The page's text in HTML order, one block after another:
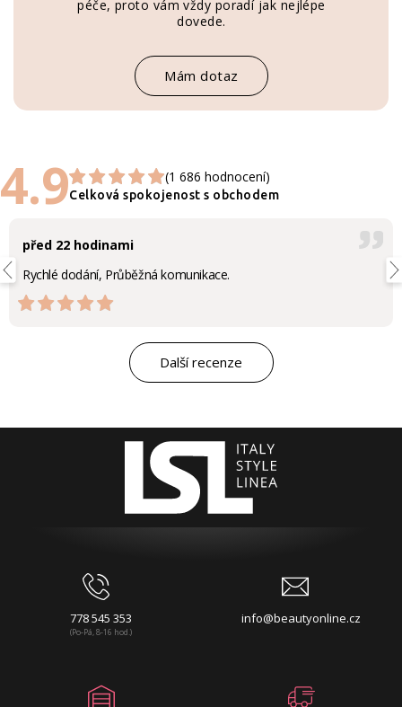
péče, proto vám vždy poradí jak nejlépe
dovede.
Mám dotaz
4.9 (1 686 hodnocení)
Celková spokojenost s obchodem
před 22 hodinami
Rychlé dodání, Průběžná komunikace.
Další recenze
778 545 353
(Po-Pá, 8-16 hod.)
info@beautyonline.cz